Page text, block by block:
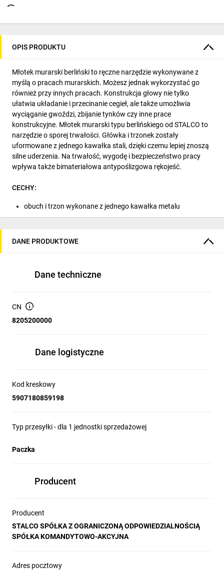
OPIS PRODUKTU
Młotek murarski berliński to ręczne narzędzie wykonywane z
myślą o pracach murarskich. Możesz jednak wykorzystać go
również przy innych pracach. Konstrukcja głowy nie tylko
ułatwia układanie i przecinanie cegieł, ale także umożliwia
wyciąganie gwoździ, zbijanie tynków czy inne prace
konstrukcyjne. Młotek murarski typu berlińskiego od STALCO to
narzędzie o sporej trwałości. Główka i trzonek zostały
uformowane z jednego kawałka stali, dzięki czemu lepiej znoszą
silne uderzenia. Na trwałość, wygodę i bezpieczeństwo pracy
wpływa także bimateriałowa antypoślizgowa rękojeść.
CECHY:
obuch i trzon wykonane z jednego kawałka metalu
antypoślizgowa, bimateriałowa rękojeść
przybijania, zbijania tynku, łamania, przecinania i łupania cegieł.
DANE TECHNICZNE:
DANE PRODUKTOWE
Dane techniczne
CN
8205200000
Dane logistyczne
Kod kreskowy
5907180859198
Typ przesyłki - dla 1 jednostki sprzedażowej
Paczka
Producent
Producent
STALCO SPÓŁKA Z OGRANICZONĄ ODPOWIEDZIALNOŚCIĄ
SPÓŁKA KOMANDYTOWO-AKCYJNA
Adres pocztowy